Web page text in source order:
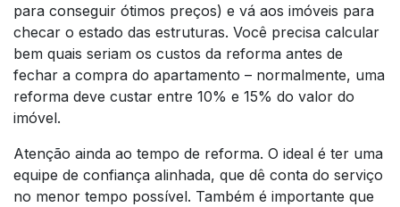
para conseguir ótimos preços) e vá aos imóveis para
checar o estado das estruturas. Você precisa calcular
bem quais seriam os custos da reforma antes de
fechar a compra do apartamento – normalmente, uma
reforma deve custar entre 10% e 15% do valor do
imóvel.
Atenção ainda ao tempo de reforma. O ideal é ter uma
equipe de confiança alinhada, que dê conta do serviço
no menor tempo possível. Também é importante que